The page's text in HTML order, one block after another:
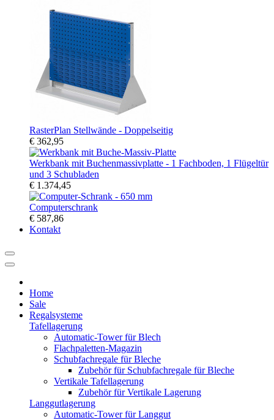
RasterPlan Stellwände - Doppelseitig
€ 362,95
Werkbank mit Buchenmassivplatte - 1 Fachboden, 1 Flügeltür
und 3 Schubladen
€ 1.374,45
Computerschrank
€ 587,86
Kontakt
Home
Sale
Regalsysteme
Tafellagerung
Automatic-Tower für Blech
Flachpaletten-Magazin
Schubfachregale für Bleche
Zubehör für Schubfachregale für Bleche
Vertikale Tafellagerung
Zubehör für Vertikale Lagerung
Langgutlagerung
Automatic-Tower für Langgut